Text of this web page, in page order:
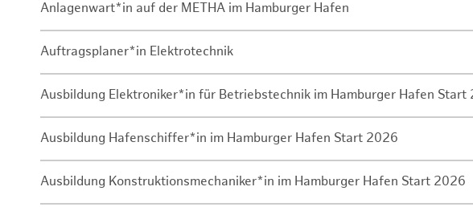
Anlagenwart*in auf der METHA im Hamburger Hafen
Auftragsplaner*in Elektrotechnik
Ausbildung Elektroniker*in für Betriebstechnik im Hamburger Hafen Start
Ausbildung Hafenschiffer*in im Hamburger Hafen Start 2026
Ausbildung Konstruktionsmechaniker*in im Hamburger Hafen Start 2026